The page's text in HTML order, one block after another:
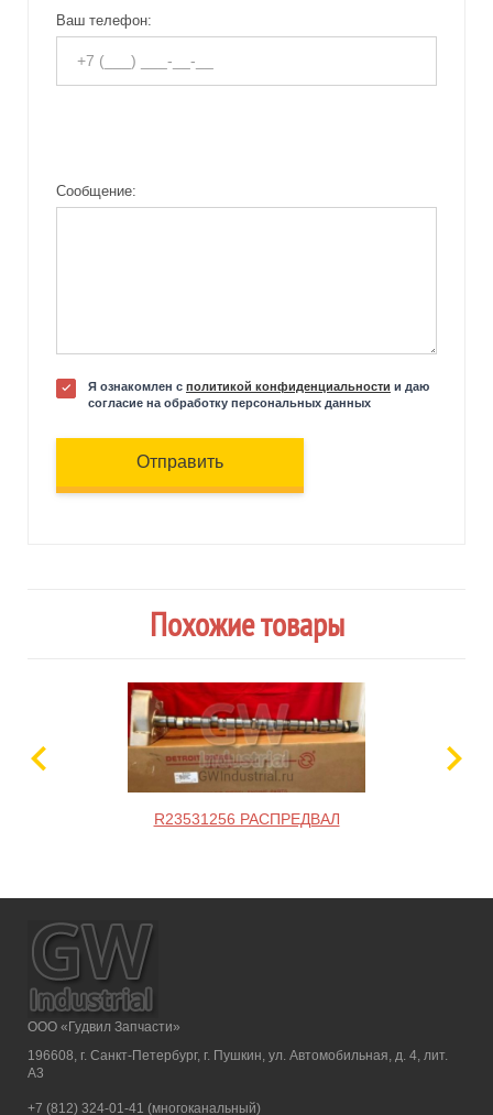
Ваш телефон:
Сообщение:
Я ознакомлен с политикой конфиденциальности и даю
согласие на обработку персональных данных
Отправить
Похожие товары
R23531256 РАСПРЕДВАЛ
ООО «Гудвил Запчасти»
196608, г. Санкт-Петербург, г. Пушкин, ул. Автомобильная, д. 4, лит.
А3
+7 (812) 324-01-41 (многоканальный)